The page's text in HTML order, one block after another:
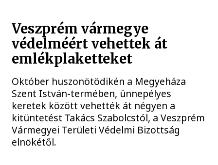
Veszprém vármegye
védelméért vehettek át
emlékplaketteket
Október huszonötödikén a Megyeháza
Szent István-termében, ünnepélyes
keretek között vehették át négyen a
kitüntetést Takács Szabolcstól, a Veszprém
Vármegyei Területi Védelmi Bizottság
elnökétől.